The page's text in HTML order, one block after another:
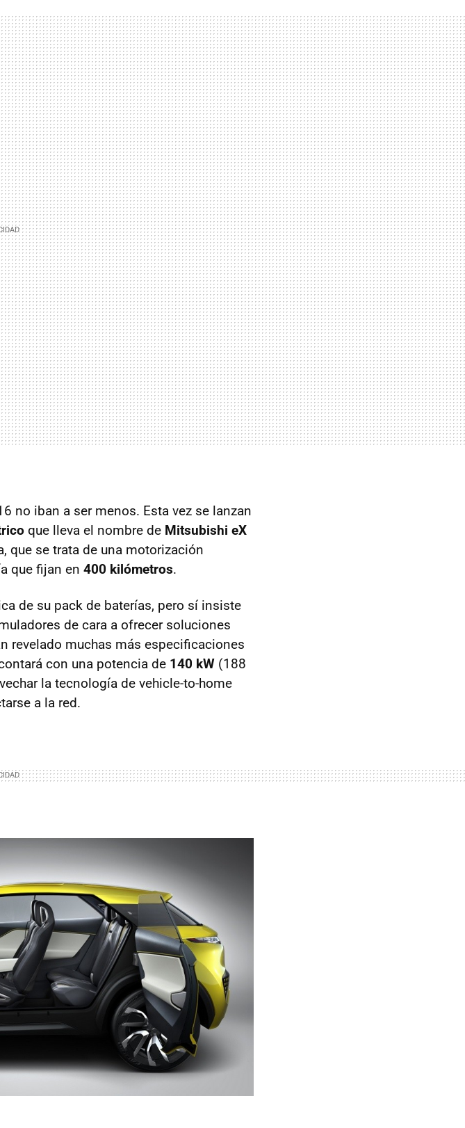
no iban a ser menos. Esta vez se lanzan
que lleva el nombre de Mitsubishi eX
que se trata de una motorización
que fijan en 400 kilómetros.
de su pack de baterías, pero sí insiste
de cara a ofrecer soluciones
revelado muchas más especificaciones
con una potencia de 140 kW (188
la tecnología de vehicle-to-home
a la red.